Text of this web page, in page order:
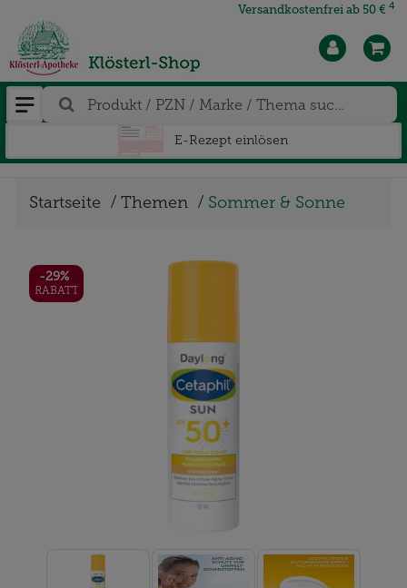
Versandkostenfrei ab 50 € 4
E-Rezept einlösen
Startseite Themen Sommer & Sonne
-29%
RABATT